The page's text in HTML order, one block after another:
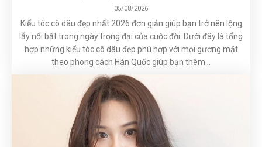
05/08/2026
Kiểu tóc cô dâu đẹp nhất 2026 đơn giản giúp bạn trở nên lộng
lẫy nổi bật trong ngày trọng đại của cuộc đời. Dưới đây là tổng
hợp những kiểu tóc cô dâu đẹp phù hợp với mọi gương mặt
theo phong cách Hàn Quốc giúp bạn thêm...